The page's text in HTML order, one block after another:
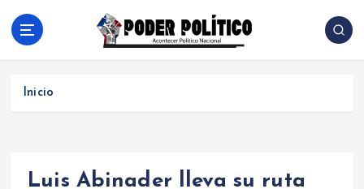
Acontecer Politico Nacional
Inicio
Luis Abinader lleva su ruta